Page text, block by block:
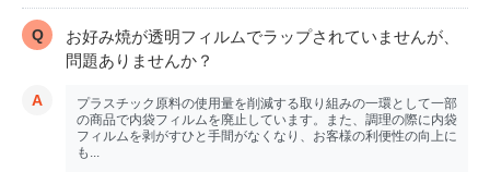
お好み焼が透明フィルムでラップされていませんが、
問題ありませんか？
プラスチック原料の使用量を削減する取り組みの一環として一部
の商品で内袋フィルムを廃止しています。また、調理の際に内袋
フィルムを剥がすひと手間がなくなり、お客様の利便性の向上に
も...